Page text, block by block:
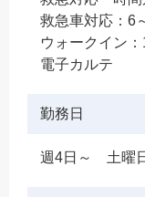
救急車対応：6
ウォークイン
電子カルテ
勤務日
週4日～ 土曜